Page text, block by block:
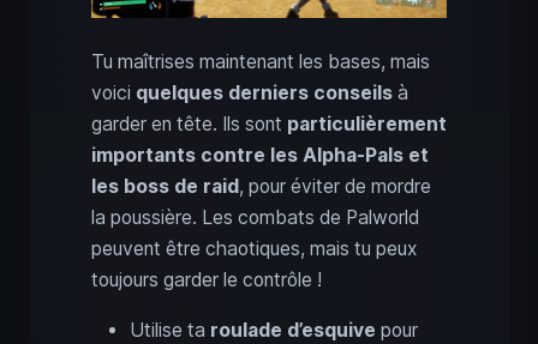
Tu maîtrises maintenant les bases, mais
voici quelques derniers conseils à
garder en tête. Ils sont particulièrement
importants contre les Alpha-Pals et
les boss de raid, pour éviter de mordre
la poussière. Les combats de Palworld
peuvent être chaotiques, mais tu peux
toujours garder le contrôle !
Utilise ta roulade d’esquive pour